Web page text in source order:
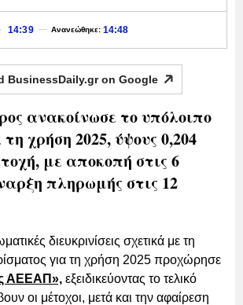
14:39 Ανανεώθηκε:14:48
BusinessDaily.gr on Google
ανακοίνωσε το υπόλοιπο
χρήση 2025, ύψους 0,204
με αποκοπή στις 6
πληρωμής στις 12
διευκρινίσεις σχετικά με τη
για τη χρήση 2025 προχώρησε
ΑΕΕΑΠ», εξειδικεύοντας το τελικό
οι μέτοχοι, μετά και την αφαίρεση